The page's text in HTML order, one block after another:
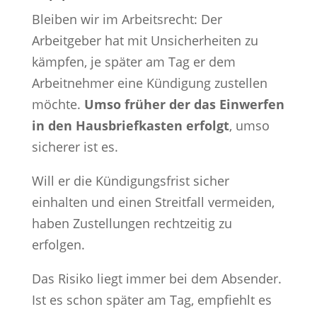
Bleiben wir im Arbeitsrecht: Der
Arbeitgeber hat mit Unsicherheiten zu
kämpfen, je später am Tag er dem
Arbeitnehmer eine Kündigung zustellen
möchte. Umso früher der das Einwerfen
in den Hausbriefkasten erfolgt, umso
sicherer ist es.
Will er die Kündigungsfrist sicher
einhalten und einen Streitfall vermeiden,
haben Zustellungen rechtzeitig zu
erfolgen.
Das Risiko liegt immer bei dem Absender.
Ist es schon später am Tag, empfiehlt es